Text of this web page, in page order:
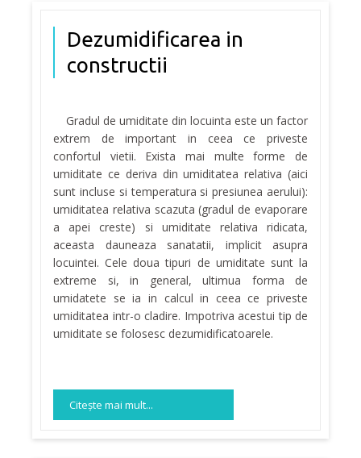
Dezumidificarea in
constructii
Gradul de umiditate din locuinta este un factor
extrem de important in ceea ce priveste
confortul vietii. Exista mai multe forme de
umiditate ce deriva din umiditatea relativa (aici
sunt incluse si temperatura si presiunea aerului):
umiditatea relativa scazuta (gradul de evaporare
a apei creste) si umiditate relativa ridicata,
aceasta dauneaza sanatatii, implicit asupra
locuintei. Cele doua tipuri de umiditate sunt la
extreme si, in general, ultimua forma de
umidatete se ia in calcul in ceea ce priveste
umiditatea intr-o cladire. Impotriva acestui tip de
umiditate se folosesc dezumidificatoarele.
Citeşte mai mult...